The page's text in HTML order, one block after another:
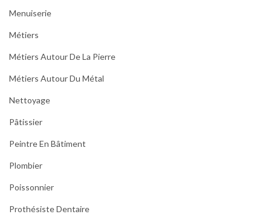
Menuiserie
Métiers
Métiers Autour De La Pierre
Métiers Autour Du Métal
Nettoyage
Pâtissier
Peintre En Bâtiment
Plombier
Poissonnier
Prothésiste Dentaire